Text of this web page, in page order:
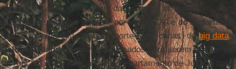
parceiros locais, ser-lhe-iam dadas todas as condições,
preciosa de todas: o acesso, por via da CIA e do
que só as empresas globais (norte-americanas) de big data
Deltan Dallagnolforam selecionados para serem os
corrupção”. Há vários anos, o Departamento de Justiça